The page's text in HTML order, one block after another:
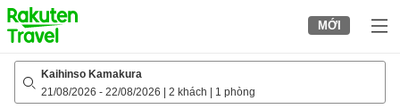
to
top
page
MỚI
Kaihinso Kamakura
21/08/2026 - 22/08/2026 2 khách 1 phòng